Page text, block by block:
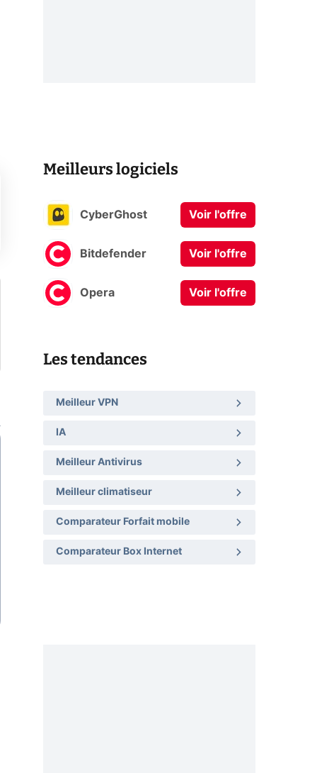
Meilleurs logiciels
CyberGhost Voir l'offre
Bitdefender Voir l'offre
Opera Voir l'offre
Les tendances
Meilleur VPN
IA
Meilleur Antivirus
Meilleur climatiseur
Comparateur Forfait mobile
Comparateur Box Internet